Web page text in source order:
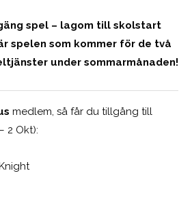
spel – lagom till skolstart
spelen som kommer för de två
under sommarmånaden!
medlem, så får du tillgång till
2 Okt):